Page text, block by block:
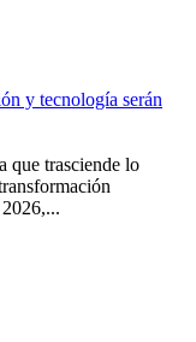
y tecnología serán
que trasciende lo